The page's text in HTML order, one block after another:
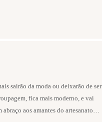
sairão da moda ou deixarão de ser
fica mais moderno, e vai
abraço aos amantes do artesanato…